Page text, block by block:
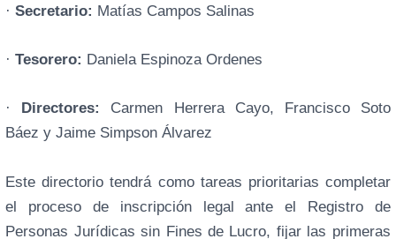
·Secretario: Matías Campos Salinas
·Tesorero: Daniela Espinoza Ordenes
· Directores:
Carmen Herrera Cayo, Francisco Soto
Báez y Jaime Simpson Álvarez
Este directorio tendrá como tareas prioritarias completar
el proceso de inscripción legal ante el Registro de
Personas Jurídicas sin Fines de Lucro, fijar las primeras